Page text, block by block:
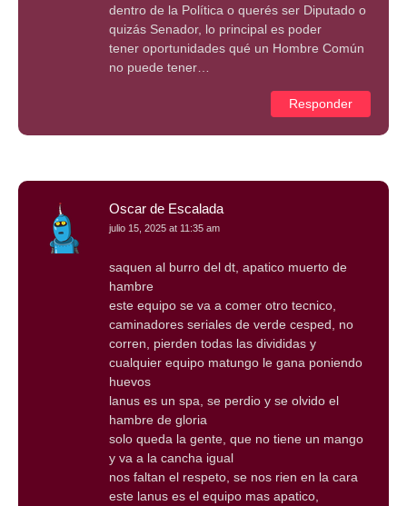
dentro de la Política o querés ser Diputado o
quizás Senador, lo principal es poder
tener oportunidades qué un Hombre Común
no puede tener…
Responder
Oscar de Escalada
julio 15, 2025 at 11:35 am
saquen al burro del dt, apatico muerto de
hambre
este equipo se va a comer otro tecnico,
caminadores seriales de verde cesped, no
corren, pierden todas las divididas y
cualquier equipo matungo le gana poniendo
huevos
lanus es un spa, se perdio y se olvido el
hambre de gloria
solo queda la gente, que no tiene un mango
y va a la cancha igual
nos faltan el respeto, se nos rien en la cara
este lanus es el equipo mas apatico,